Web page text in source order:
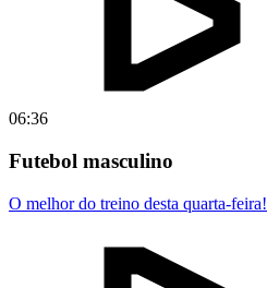
06:36
Futebol masculino
O melhor do treino desta quarta-feira!